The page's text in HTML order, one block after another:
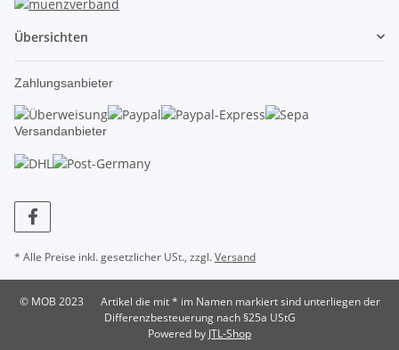
Übersichten
Zahlungsanbieter
Versandanbieter
* Alle Preise inkl. gesetzlicher USt., zzgl.Versand
© MOB 2023
Artikel die mit * im Namen markiert sind unterliegen der
Differenzbesteuerung nach §25a UStG
Powered by JTL-Shop